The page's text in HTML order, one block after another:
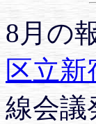
8月の
区立
線会議